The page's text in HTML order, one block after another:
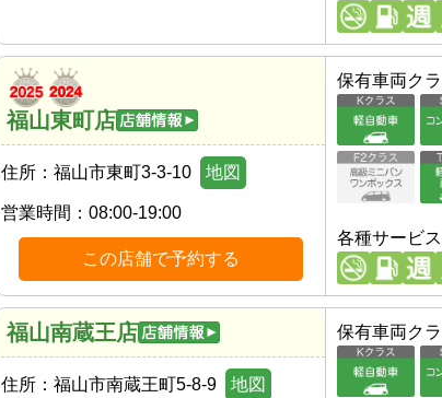
福山東町店
住所： 福山市東町3-3-10 地図
営業時間： 08:00-19:00
この店舗で予約する
保有車両ク
各種サービス
福山南蔵王店
住所： 福山市南蔵王町5-8-9 地図
保有車両ク